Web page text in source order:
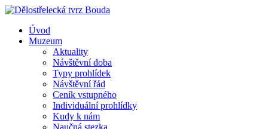
Úvod
Muzeum
Aktuality
Návštěvní doba
Typy prohlídek
Návštěvní řád
Ceník vstupného
Individuální prohlídky
Kudy k nám
Naučná stezka